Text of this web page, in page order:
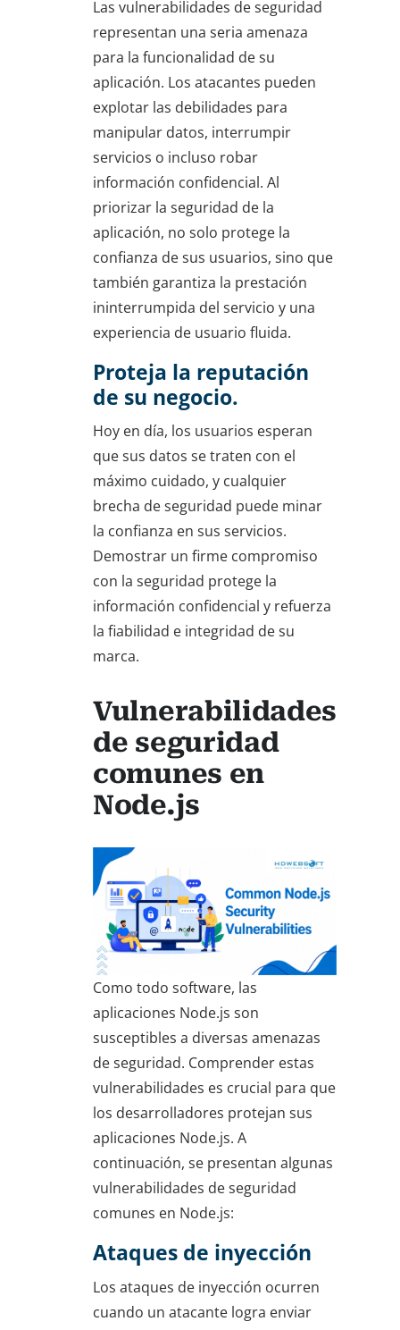
Las vulnerabilidades de seguridad
representan una seria amenaza
para la funcionalidad de su
aplicación. Los atacantes pueden
explotar las debilidades para
manipular datos, interrumpir
servicios o incluso robar
información confidencial. Al
priorizar la seguridad de la
aplicación, no solo protege la
confianza de sus usuarios, sino que
también garantiza la prestación
ininterrumpida del servicio y una
experiencia de usuario fluida.
Proteja la reputación
de su negocio.
Hoy en día, los usuarios esperan
que sus datos se traten con el
máximo cuidado, y cualquier
brecha de seguridad puede minar
la confianza en sus servicios.
Demostrar un firme compromiso
con la seguridad protege la
información confidencial y refuerza
la fiabilidad e integridad de su
marca.
Vulnerabilidades
de seguridad
comunes en
Node.js
Como todo software, las
aplicaciones Node.js son
susceptibles a diversas amenazas
de seguridad. Comprender estas
vulnerabilidades es crucial para que
los desarrolladores protejan sus
aplicaciones Node.js. A
continuación, se presentan algunas
vulnerabilidades de seguridad
comunes en Node.js:
Ataques de inyección
Los ataques de inyección ocurren
cuando un atacante logra enviar